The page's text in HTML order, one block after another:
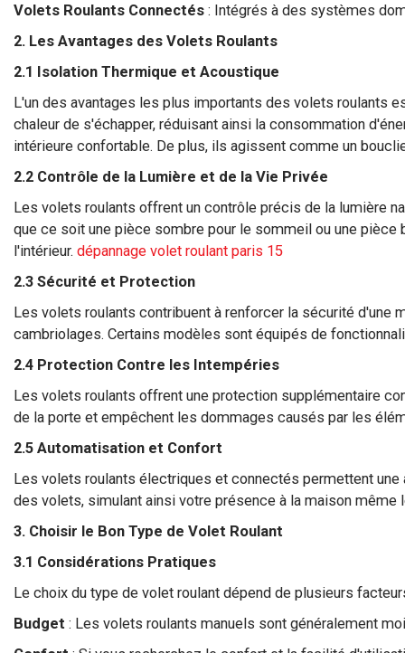
Volets Roulants Connectés : Intégrés à des systèmes
2. Les Avantages des Volets Roulants
2.1 Isolation Thermique et Acoustique
L'un des avantages les plus importants des volets roulants
chaleur de s'échapper, réduisant ainsi la consommation
intérieure confortable. De plus, ils agissent comme un
2.2 Contrôle de la Lumière et de la Vie Privée
Les volets roulants offrent un contrôle précis de la lumière
que ce soit une pièce sombre pour le sommeil ou une pièce
l'intérieur. dépannage volet roulant paris 15
2.3 Sécurité et Protection
Les volets roulants contribuent à renforcer la sécurité d'une
cambriolages. Certains modèles sont équipés de
2.4 Protection Contre les Intempéries
Les volets roulants offrent une protection supplémentaire
de la porte et empêchent les dommages causés par les
2.5 Automatisation et Confort
Les volets roulants électriques et connectés permettent
des volets, simulant ainsi votre présence à la maison
3. Choisir le Bon Type de Volet Roulant
3.1 Considérations Pratiques
Le choix du type de volet roulant dépend de plusieurs
Budget : Les volets roulants manuels sont généralement